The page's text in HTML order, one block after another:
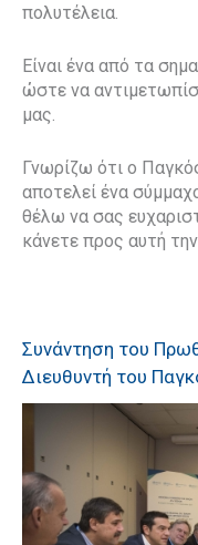
πολυτέλεια.
Είναι ένα από τα
ώστε να
μας.
Γνωρίζω ότι ο
αποτελεί ένα
θέλω να σας
κάνετε προς αυτή
Συνάντηση του
Διευθυντή του